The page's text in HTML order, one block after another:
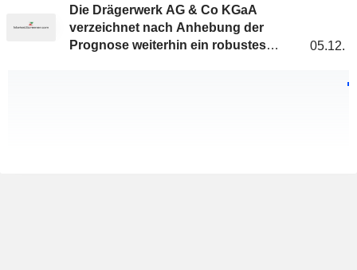
Die Drägerwerk AG & Co KGaA
verzeichnet nach Anhebung der
Prognose weiterhin ein robustes
05.12.